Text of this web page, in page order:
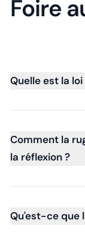
Foire
Quelle est la
Comment la
la réflexion ?
Qu'est-ce que